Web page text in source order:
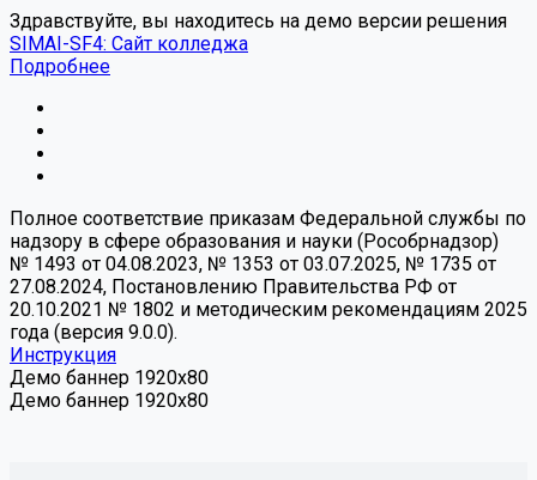
Здравствуйте, вы находитесь на демо версии решения
SIMAI-SF4: Сайт колледжа
Подробнее
Полное соответствие приказам Федеральной службы по
надзору в сфере образования и науки (Рособрнадзор)
№ 1493 от 04.08.2023, № 1353 от 03.07.2025, № 1735 от
27.08.2024, Постановлению Правительства РФ от
20.10.2021 № 1802 и методическим рекомендациям 2025
года (версия 9.0.0).
Инструкция
Демо баннер 1920x80
Демо баннер 1920x80